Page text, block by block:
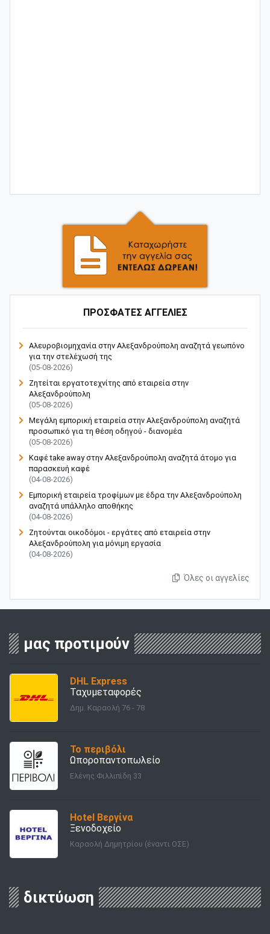
ΠΡΟΣΦΑΤΕΣ ΑΓΓΕΛΙΕΣ
Αλευροβιομηχανία στην Αλεξανδρούπολη αναζητά γεωπόνο
για την στελέχωσή της
(05-08-2026)
Ζητείται εργατοτεχνίτης από εταιρεία στην
Αλεξανδρούπολη
(05-08-2026)
Μεγάλη εμπορική εταιρεία στην Αλεξανδρούπολη αναζητά
προσωπικό για τη θέση οδηγού - διανομέα
(05-08-2026)
Καφέ take away στην Αλεξανδρούπολη αναζητά άτομο για
παρασκευή καφέ
(04-08-2026)
Εμπορική εταιρεία τροφίμων με έδρα την Αλεξανδρούπολη
αναζητά υπάλληλο αποθήκης
(04-08-2026)
Ζητούνται οικοδόμοι - εργάτες από εταιρεία στην
Αλεξανδρούπολη για μόνιμη εργασία
(04-08-2026)
Όλες οι αγγελίες
μας προτιμούν
DHL Express
Ταχυμεταφορές
Δημ. Καραολή 76 - 78
Το περιβόλι
Ωποροπαντοπωλείο
Ελένης Φιλλιπίδη 33
Hotel Βεργίνα
Ξενοδοχείο
Καραολή Δημητρίου (έναντι ΟΣΕ)
δικτύωση